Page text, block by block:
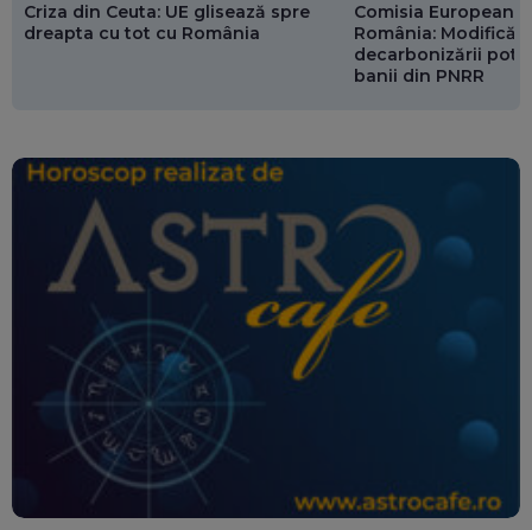
Criza din Ceuta: UE glisează spre
dreapta cu tot cu România
Comisia Europeană
România:
decarbonizării pot
banii din PNRR